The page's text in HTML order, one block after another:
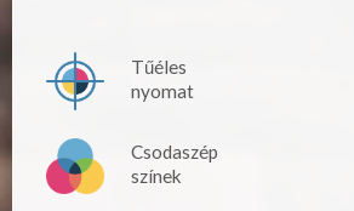
Tűéles
nyomat
Csodaszép
színek